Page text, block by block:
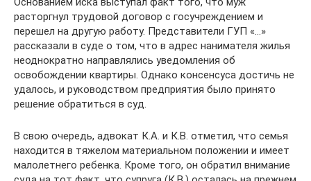
расторгнул трудовой договор с госучреждением и
перешел на другую работу. Представители ГУП «…»
рассказали в суде о том, что в адрес нанимателя жилья
неоднократно направлялись уведомления об
освобождении квартиры. Однако консенсуса достичь не
удалось, и руководством предприятия было принято
решение обратиться в суд.
В свою очередь, адвокат К.А. и К.В. отметил, что семья
находится в тяжелом материальном положении и имеет
малолетнего ребенка. Кроме того, он обратил внимание